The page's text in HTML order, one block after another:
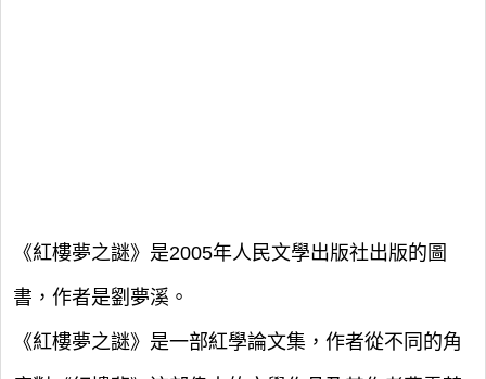
《紅樓夢之謎》是2005年人民文學出版社出版的圖
書，作者是劉夢溪。
《紅樓夢之謎》是一部紅學論文集，作者從不同的角